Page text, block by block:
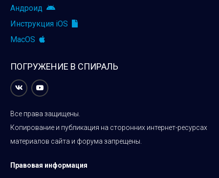
Андроид
Инструкция iOS
MacOS
ПОГРУЖЕНИЕ В СПИРАЛЬ
Все права защищены.
Копирование и публикация на сторонних интернет-ресурсах
материалов сайта и форума запрещены.
Правовая информация